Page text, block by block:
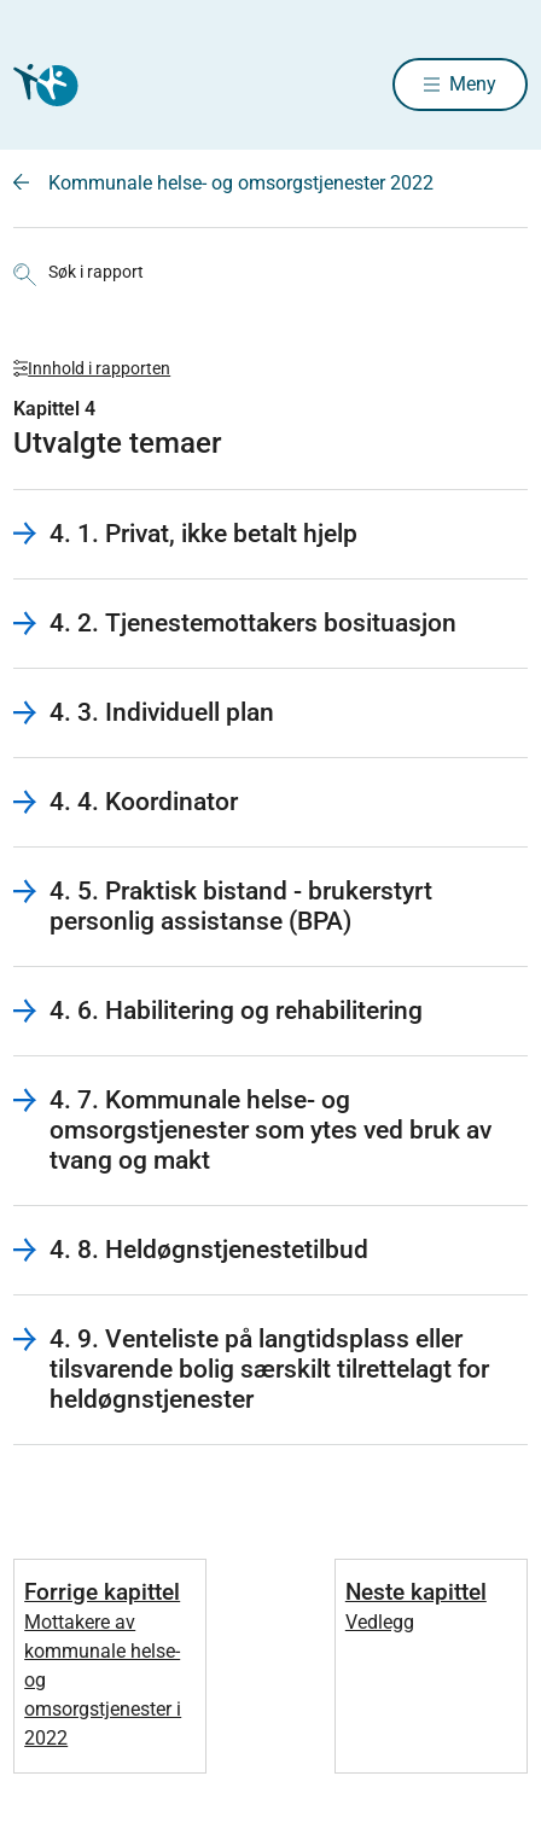
Meny
Kommunale helse- og omsorgstjenester 2022
Søk i rapport
Innhold i rapporten
Kapittel 4
Utvalgte temaer
4. 1. Privat, ikke betalt hjelp
4. 2. Tjenestemottakers bosituasjon
4. 3. Individuell plan
4. 4. Koordinator
4. 5. Praktisk bistand - brukerstyrt
personlig assistanse (BPA)
4. 6. Habilitering og rehabilitering
4. 7. Kommunale helse- og
omsorgstjenester som ytes ved bruk av
tvang og makt
4. 8. Heldøgnstjenestetilbud
4. 9. Venteliste på langtidsplass eller
tilsvarende bolig særskilt tilrettelagt for
heldøgnstjenester
Forrige kapittel
Mottakere av
kommunale helse-
og
omsorgstjenester i
2022
Neste kapittel
Vedlegg